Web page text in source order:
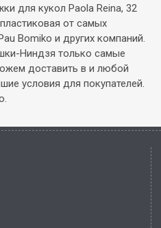
для кукол Paola Reina, 32
от самых
Bomiko и других компаний.
Ниндзя только самые
доставить в и любой
условия для покупателей.